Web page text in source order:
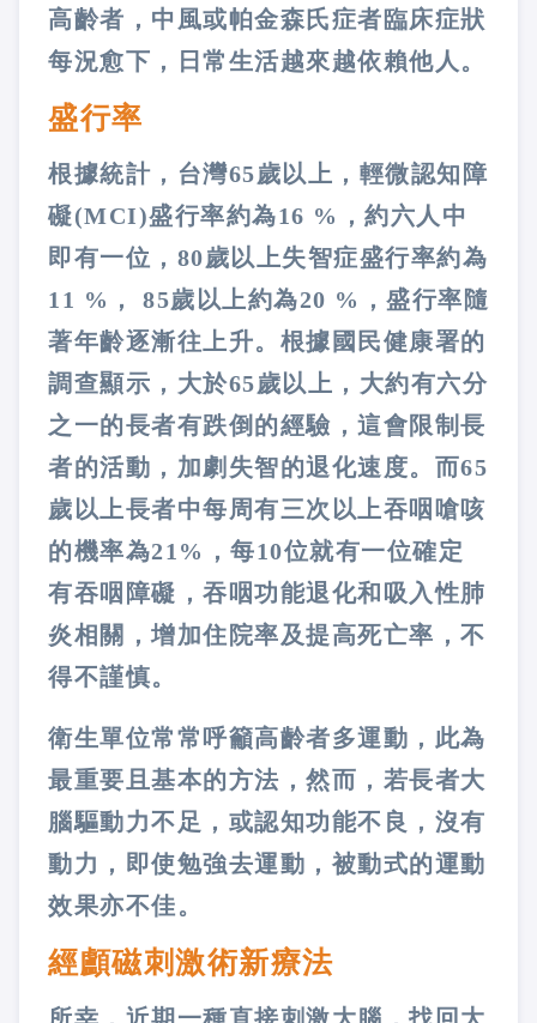
高齡者，中風或帕金森氏症者臨床症狀
每況愈下，日常生活越來越依賴他人。
盛行率
根據統計，台灣65歲以上，輕微認知障
礙(MCI)盛行率約為16 %，約六人中
即有一位，80歲以上失智症盛行率約為
11 %， 85歲以上約為20 %，盛行率隨
著年齡逐漸往上升。根據國民健康署的
調查顯示，大於65歲以上，大約有六分
之一的長者有跌倒的經驗，這會限制長
者的活動，加劇失智的退化速度。而65
歲以上長者中每周有三次以上吞咽嗆咳
的機率為21%，每10位就有一位確定
有吞咽障礙，吞咽功能退化和吸入性肺
炎相關，增加住院率及提高死亡率，不
得不謹慎。
衛生單位常常呼籲高齡者多運動，此為
最重要且基本的方法，然而，若長者大
腦驅動力不足，或認知功能不良，沒有
動力，即使勉強去運動，被動式的運動
效果亦不佳。
經顱磁刺激術新療法